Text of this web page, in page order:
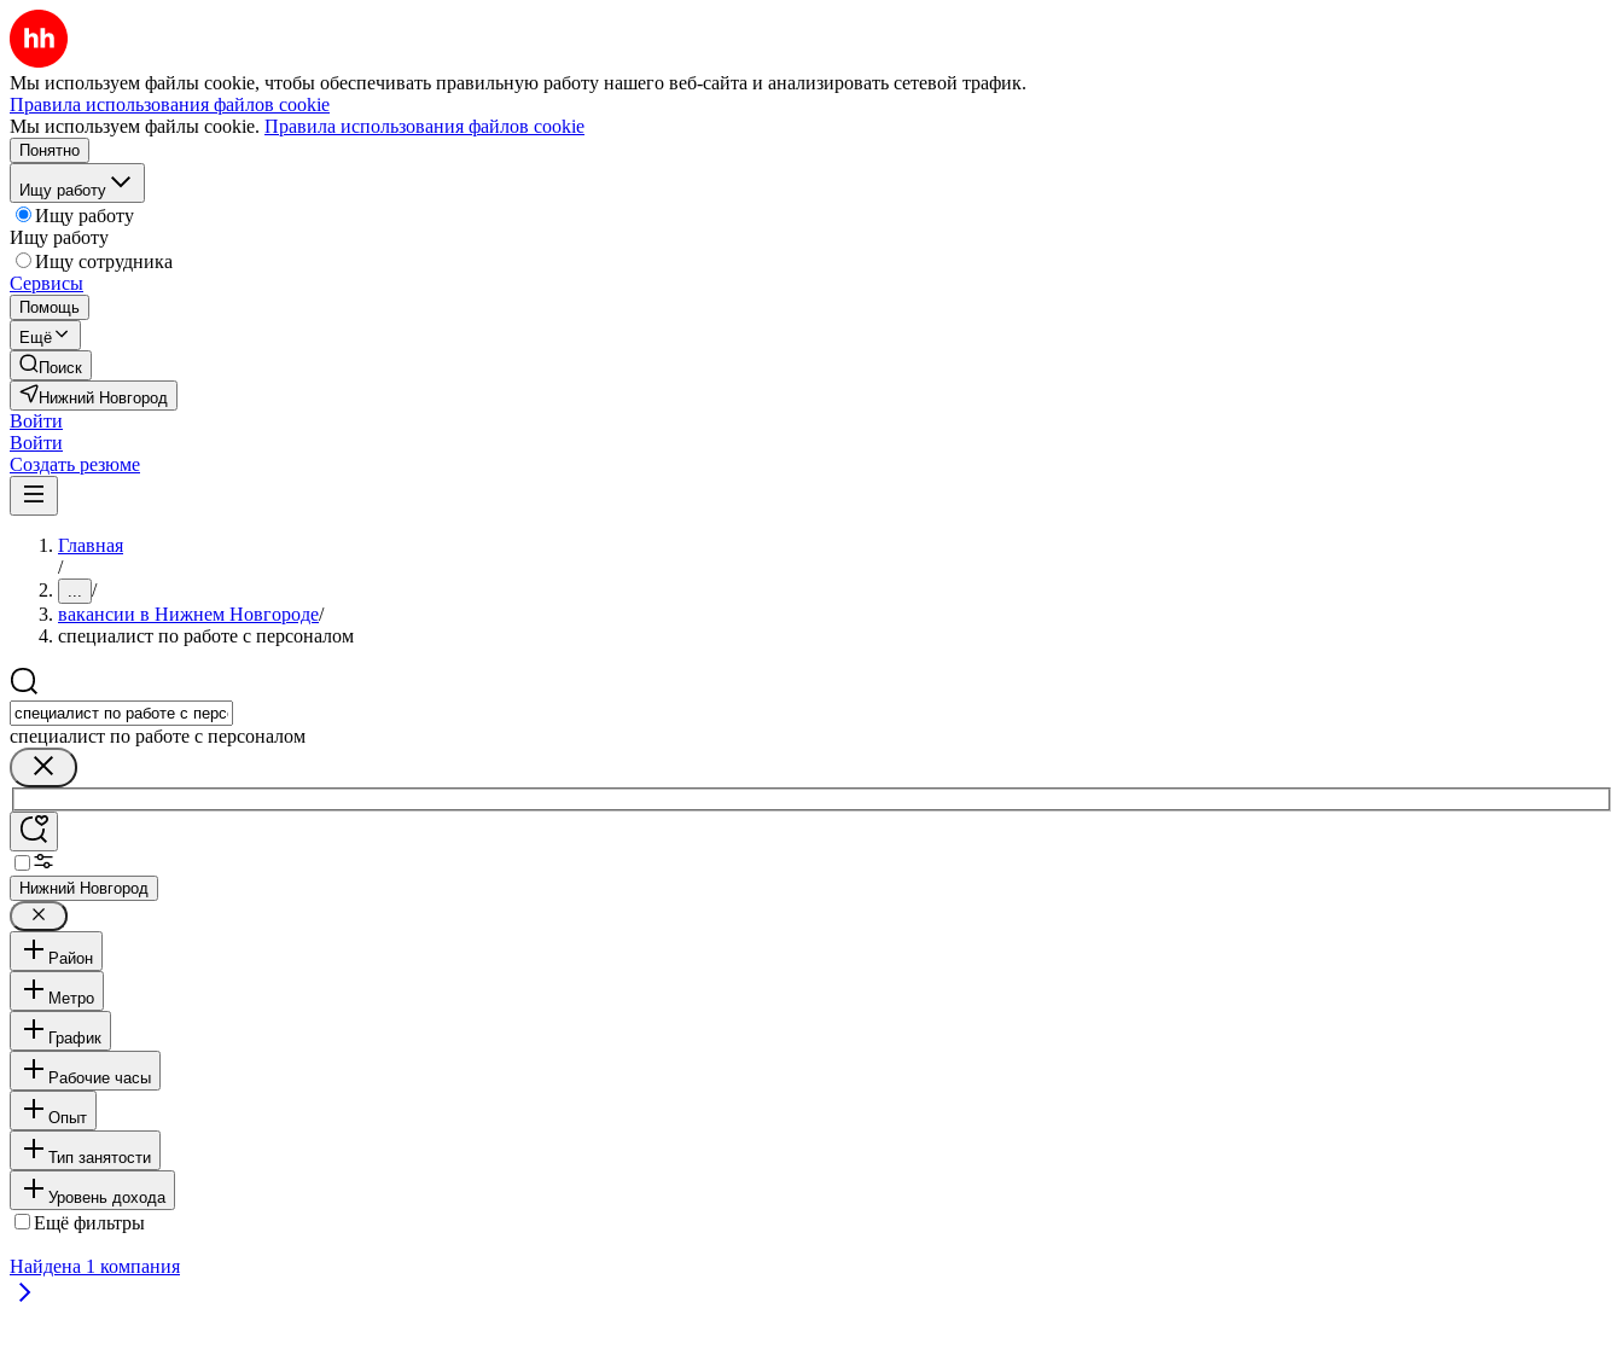
Мы используем файлы cookie, чтобы обеспечивать правильную работу нашего веб-сайта и анализировать сетевой трафик.
Правила использования файлов cookie
Мы используем файлы cookie. Правила использования файлов cookie
Понятно
Ищу работу
Ищу работу
Ищу работу
Ищу сотрудника
Сервисы
Помощь
Ещё
Поиск
Нижний Новгород
Войти
Войти
Создать резюме
Главная
/
... /
вакансии в Нижнем Новгороде/
специалист по работе с персоналом
специалист по работе с персоналом
Нижний Новгород
Район
Метро
График
Рабочие часы
Опыт
Тип занятости
Уровень дохода
Ещё фильтры
Найдена 1 компания